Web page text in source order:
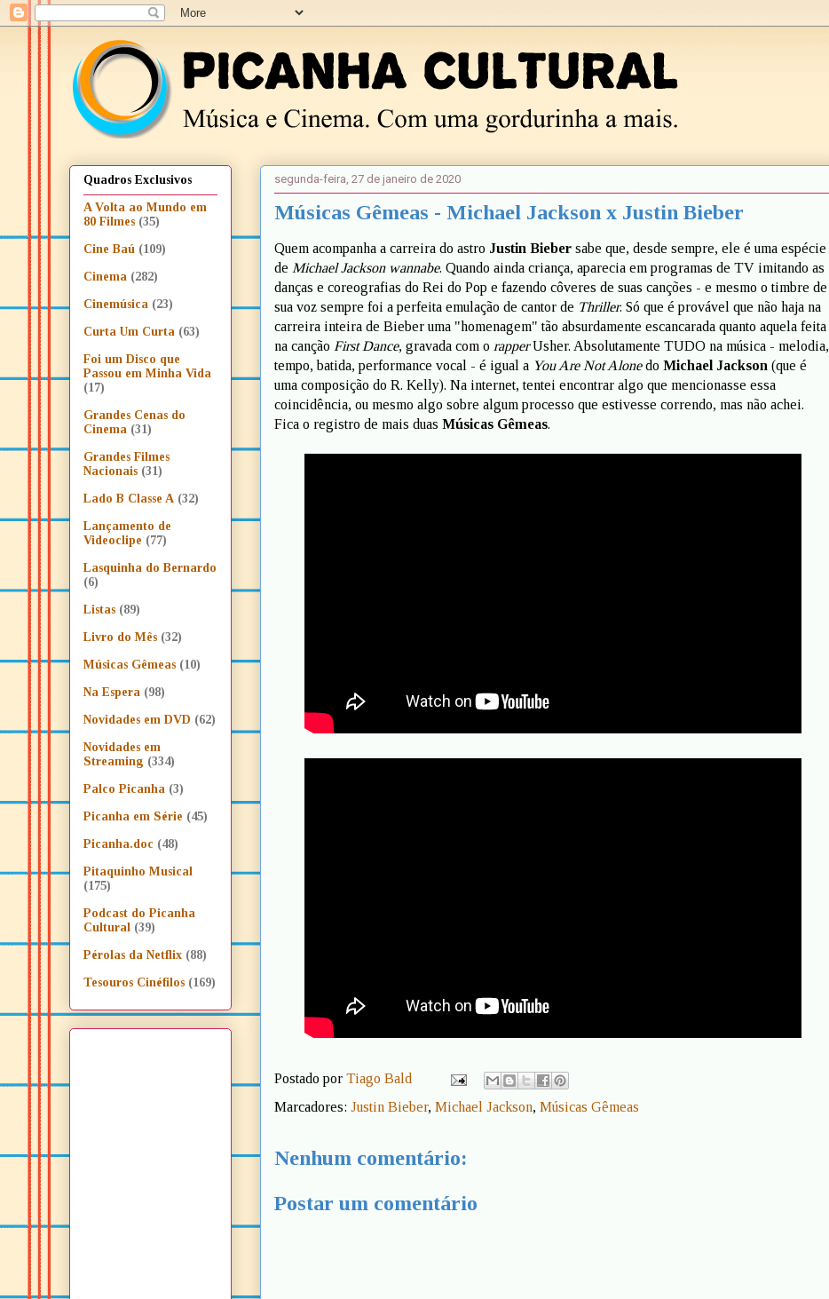
segunda-feira, 27 de janeiro de 2020
Músicas Gêmeas - Michael Jackson x Justin Bieber
Quem acompanha a carreira do astro Justin Bieber sabe que, desde sempre, ele é uma espécie
de Michael Jackson wannabe. Quando ainda criança, aparecia em programas de TV imitando as
danças e coreografias do Rei do Pop e fazendo côveres de suas canções - e mesmo o timbre de
sua voz sempre foi a perfeita emulação de cantor de Thriller. Só que é provável que não haja na
carreira inteira de Bieber uma "homenagem" tão absurdamente escancarada quanto aquela feita
na canção First Dance, gravada com o rapperUsher. Absolutamente TUDO na música - melodia,
tempo, batida, performance vocal - é igual a You Are Not Alonedo Michael Jackson (que é
uma composição do R. Kelly). Na internet, tentei encontrar algo que mencionasse essa
coincidência, ou mesmo algo sobre algum processo que estivesse correndo, mas não achei.
Fica o registro de mais duas Músicas Gêmeas.
Postado por Tiago Bald
Marcadores: Justin Bieber, Michael Jackson, Músicas Gêmeas
Nenhum comentário:
Postar um comentário
Quadros Exclusivos
A Volta ao Mundo em
80 Filmes (35)
Cine Baú (109)
Cinema (282)
Cinemúsica (23)
Curta Um Curta (63)
Foi um Disco que
Passou em Minha Vida
(17)
Grandes Cenas do
Cinema (31)
Grandes Filmes
Nacionais (31)
Lado B Classe A (32)
Lançamento de
Videoclipe (77)
Lasquinha do Bernardo
(6)
Listas (89)
Livro do Mês (32)
Músicas Gêmeas (10)
Na Espera (98)
Novidades em DVD (62)
Novidades em
Streaming (334)
Palco Picanha (3)
Picanha em Série (45)
Picanha.doc (48)
Pitaquinho Musical
(175)
Podcast do Picanha
Cultural (39)
Pérolas da Netflix (88)
Tesouros Cinéfilos (169)